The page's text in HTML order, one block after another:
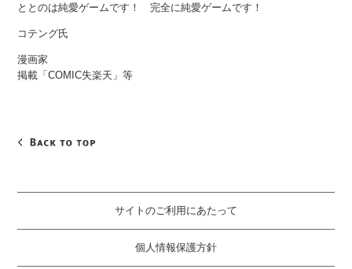
ととのは純愛ゲームです！ 完全に純愛ゲームです！
コテング氏
漫画家
掲載「COMIC失楽天」等
サイトのご利用にあたって
個人情報保護方針